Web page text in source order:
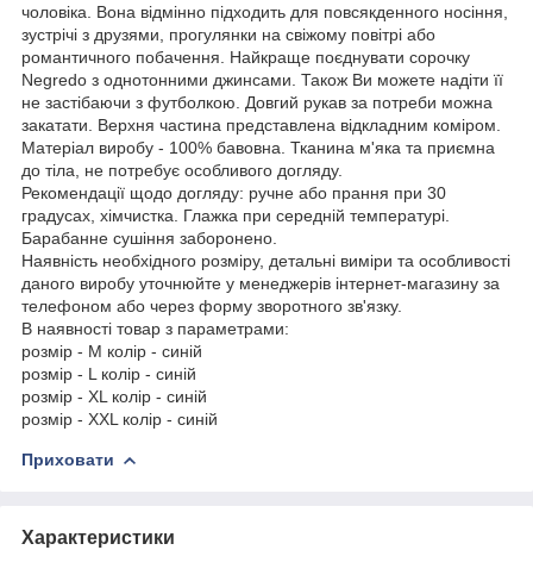
чоловіка. Вона відмінно підходить для повсякденного носіння,
зустрічі з друзями, прогулянки на свіжому повітрі або
романтичного побачення. Найкраще поєднувати сорочку
Negredo з однотонними джинсами. Також Ви можете надіти її
не застібаючи з футболкою. Довгий рукав за потреби можна
закатати. Верхня частина представлена відкладним коміром.
Матеріал виробу - 100% бавовна. Тканина м'яка та приємна
до тіла, не потребує особливого догляду.
Рекомендації щодо догляду: ручне або прання при 30
градусах, хімчистка. Глажка при середній температурі.
Барабанне сушіння заборонено.
Наявність необхідного розміру, детальні виміри та особливості
даного виробу уточнюйте у менеджерів інтернет-магазину за
телефоном або через форму зворотного зв'язку.
В наявності товар з параметрами:
розмір - M колір - синій
розмір - L колір - синій
розмір - XL колір - синій
розмір - XXL колір - синій
Приховати
Характеристики